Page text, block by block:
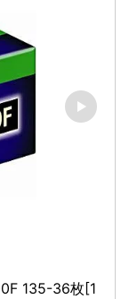
135-36枚[1